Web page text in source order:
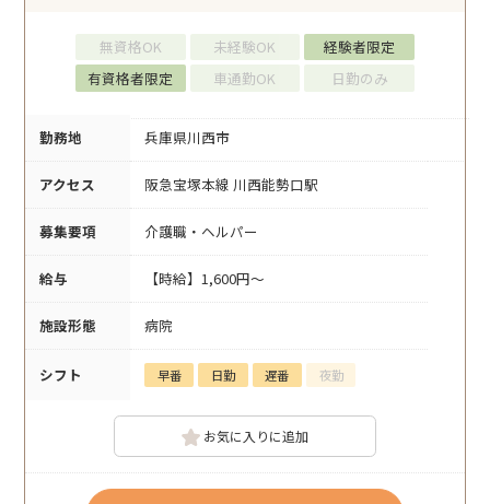
無資格OK 未経験OK
経験者限定
有資格者限定
車通勤OK 日勤のみ
勤務地 兵庫県川西市
アクセス 阪急宝塚本線 川西能勢口駅
募集要項 介護職・ヘルパー
給与 【時給】1,600円～
施設形態 病院
シフト 早番 日勤 遅番 夜勤
お気に入りに追加